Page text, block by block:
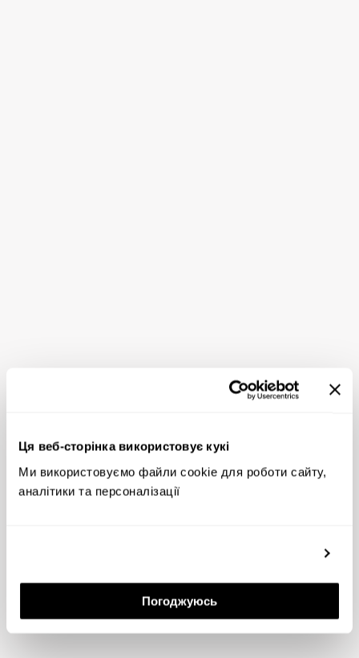
Ця веб-сторінка використовує кукі
Ми використовуємо файли cookie для роботи сайту,
аналітики та персоналізації
Погоджуюсь